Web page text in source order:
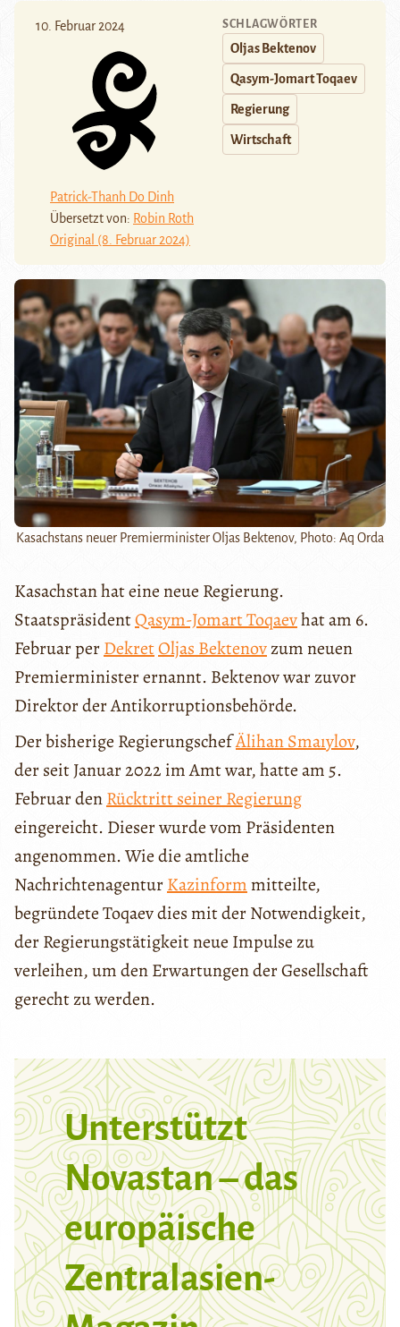
10. Februar 2024
Patrick-Thanh Do Dinh
Übersetzt von: Robin Roth
Original (8. Februar 2024)
SCHLAGWÖRTER
Oljas Bektenov
Qasym-Jomart Toqaev
Regierung
Wirtschaft
Kasachstans neuer Premierminister Oljas Bektenov, Photo: Aq Orda
Kasachstan hat eine neue Regierung.
StaatspräsidentQasym-Jomart Toqaevhat am 6.
Februar perDekretOljas Bektenovzum neuen
Premierminister ernannt. Bektenov war zuvor
Direktor der Antikorruptionsbehörde.
Der bisherige RegierungschefÄlihan Smaıylov,
der seit Januar 2022 im Amt war, hatte am 5.
Februar denRücktritt seiner Regierung
eingereicht. Dieser wurde vom Präsidenten
angenommen. Wie die amtliche
NachrichtenagenturKazinformmitteilte,
begründete Toqaev dies mit der Notwendigkeit,
der Regierungstätigkeit neue Impulse zu
verleihen, um den Erwartungen der Gesellschaft
gerecht zu werden.
Unterstützt
Novastan – das
europäische
Zentralasien-